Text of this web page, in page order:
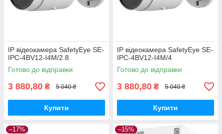
IP відеокамера SafetyEye SE-
IPC-4BV12-I4M/2.8
Готово до відправки
3 880,80 ₴ 5 040 ₴
Купити
IP відеокамера SafetyEye SE-
IPC-4BV12-I4M/4
Готово до відправки
3 880,80 ₴ 5 040 ₴
Купити
–17% –15%